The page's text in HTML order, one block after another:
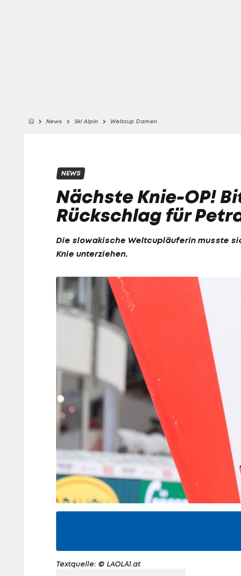
News Ski Alpin Weltcup Damen
NEWS
Nächste Knie-OP!
Rückschlag für
Die slowakische Weltcupläuferin musste
Knie unterziehen.
Textquelle: © LAOLA1.at